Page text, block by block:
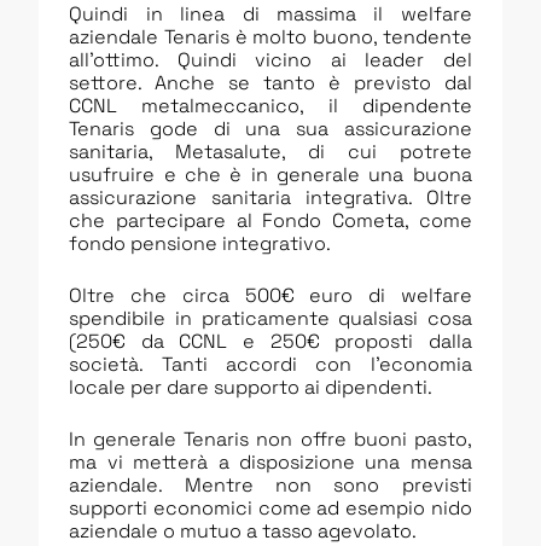
Quindi in linea di massima il welfare
aziendale Tenaris è molto buono, tendente
all’ottimo. Quindi vicino ai leader del
settore. Anche se tanto è previsto dal
CCNL metalmeccanico, il dipendente
Tenaris gode di una sua assicurazione
sanitaria, Metasalute, di cui potrete
usufruire e che è in generale una buona
assicurazione sanitaria integrativa. Oltre
che partecipare al Fondo Cometa, come
fondo pensione integrativo.
Oltre che circa 500€ euro di welfare
spendibile in praticamente qualsiasi cosa
(250€ da CCNL e 250€ proposti dalla
società. Tanti accordi con l’economia
locale per dare supporto ai dipendenti.
In generale Tenaris non offre buoni pasto,
ma vi metterà a disposizione una mensa
aziendale. Mentre non sono previsti
supporti economici come ad esempio nido
aziendale o mutuo a tasso agevolato.